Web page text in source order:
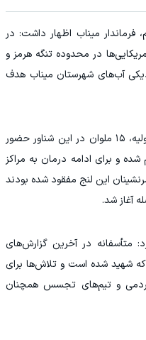
میناب اظهار داشت: در
در محدوده تنگه هرمز و
آب‌های شهرستان میناب هدف
فرماندار میناب افزود: بر اساس اطلاعات اولیه، ۱۵ ملوان در این شناور حضور
تعداد، ۱۰ نفر مصدوم شده و برای ادامه درمان به مراکز
شده‌اند. همچنین ۵ نفر از سرنشینان این لنج مفقود شده بودند
آغاز شد.
متأسفانه در آخرین گزارش‌های
که شهید شده است و تلاش‌ها برای
و تیم‌های تجسس همچنان